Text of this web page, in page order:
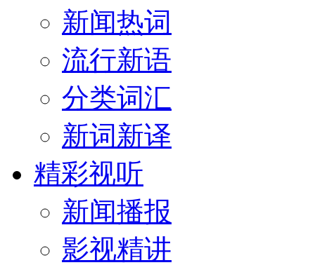
新闻热词
流行新语
分类词汇
新词新译
精彩视听
新闻播报
影视精讲